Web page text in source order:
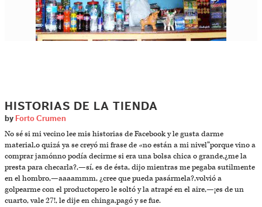
HISTORIAS DE LA TIENDA
by Forto Crumen
No sé si mi vecino lee mis historias de Facebook y le gusta darme
material,o quizá ya se creyó mi frase de «no están a mi nivel”porque vino a
comprar jamónno podía decirme si era una bolsa chica o grande,¿me la
presta para checarla?,—sí, es de ésta, dijo mientras me pegaba sutilmente
en el hombro,—aaaammm, ¿cree que pueda pasármela?,volvió a
golpearme con el productopero le soltó y la atrapé en el aire,—¡es de un
cuarto, vale 27!, le dije en chinga,pagó y se fue.